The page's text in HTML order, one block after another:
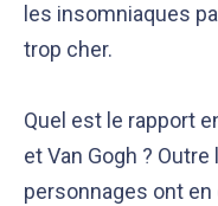
les insomniaques
trop cher.
Quel est le rapport
et Van Gogh ?
personnages ont en